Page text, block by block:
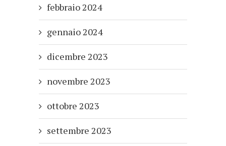
febbraio 2024
gennaio 2024
dicembre 2023
novembre 2023
ottobre 2023
settembre 2023